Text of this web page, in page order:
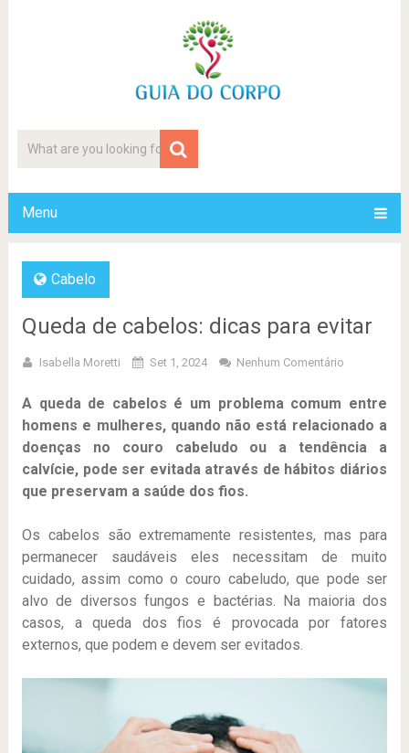
Menu
Cabelo
Queda de cabelos: dicas para evitar
Isabella Moretti Set 1, 2024 Nenhum Comentário
A queda de cabelos é um problema comum entre
homens e mulheres, quando não está relacionado a
doenças no couro cabeludo ou a tendência a
calvície, pode ser evitada através de hábitos diários
que preservam a saúde dos fios.
Os cabelos são extremamente resistentes, mas para
permanecer saudáveis eles necessitam de muito
cuidado, assim como o couro cabeludo, que pode ser
alvo de diversos fungos e bactérias. Na maioria dos
casos, a queda dos fios é provocada por fatores
externos, que podem e devem ser evitados.